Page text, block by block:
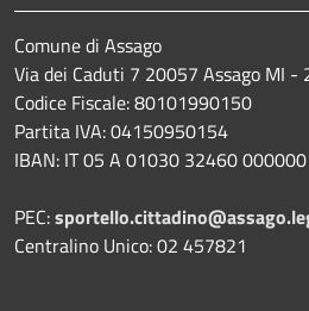
Comune di Assago
Via dei Caduti 7 20057 Assago MI -
Codice Fiscale: 80101990150
Partita IVA: 04150950154
IBAN: IT 05 A 01030 32460
PEC:
Centralino Unico: 02 457821